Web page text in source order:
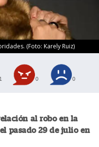
(Foto: Karely Ruiz)
1 0 0
al robo en la
pasado 29 de julio en